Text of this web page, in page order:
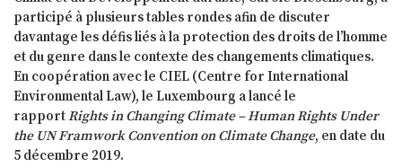
participé à plusieurs tables rondes afin de discuter
davantage les défis liés à la protection des droits de l’homme
et du genre dans le contexte des changements climatiques.
En coopération avec le CIEL (Centre for International
Environmental Law), le Luxembourg a lancé le
rapportRights in Changing Climate – Human Rights Under
the UN Framwork Convention on Climate Change, en date du
5 décembre 2019.